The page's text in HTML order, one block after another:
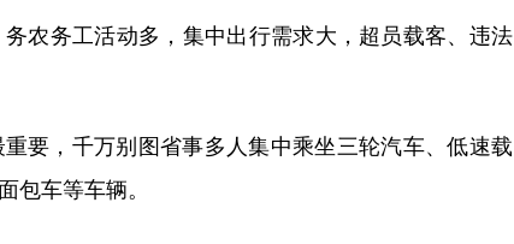
务工活动多，集中出行需求大，超员载客、违法
，千万别图省事多人集中乘坐三轮汽车、低速载
包车等车辆。